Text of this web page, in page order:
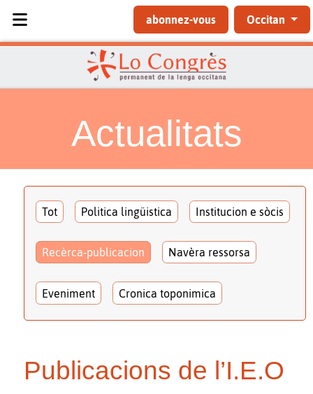
abonnez-vous Occitan
Actualitats
Tot Politica lingüistica Institucion e sòcis
Recèrca-publicacion Navèra ressorsa
Eveniment Cronica toponimica
Publicacions de l’I.E.O